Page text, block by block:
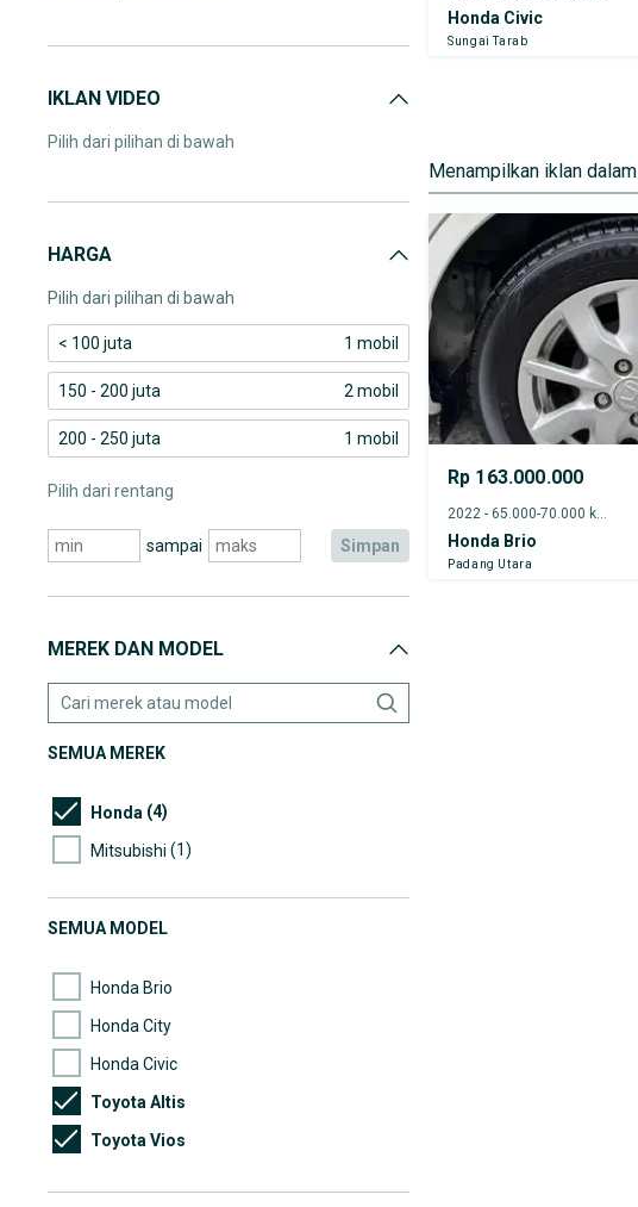
IKLAN VIDEO
Pilih dari pilihan di bawah
HARGA
Pilih dari pilihan di bawah
< 100 juta 1 mobil
150 - 200 juta 2 mobil
200 - 250 juta 1 mobil
Pilih dari rentang
sampai simpan
MEREK DAN MODEL
SEMUA MEREK
Honda (4)
Mitsubishi (1)
SEMUA MODEL
Honda Brio
Honda City
Honda Civic
Toyota Altis
Toyota Vios
Honda Civic
Sungai Tarab
Menampilkan iklan dalam
Rp 163.000.000
Honda Brio
Padang Utara